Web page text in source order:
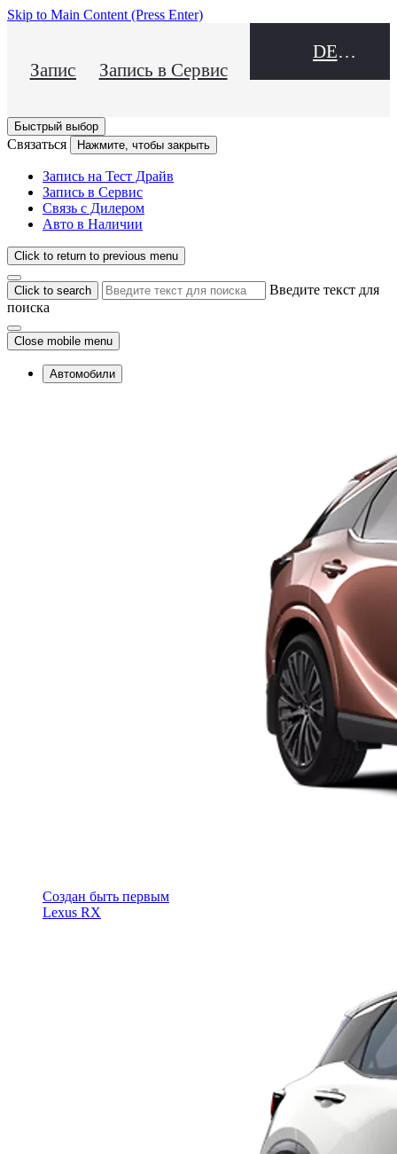
Skip to Main Content (Press Enter)
Запись на Тест Драйв
Запись в Сервис
DEALER NAME
Быстрый выбор
Связаться Нажмите, чтобы закрыть
Запись на Тест Драйв
Запись в Сервис
Связь с Дилером
Авто в Наличии
Click to return to previous menu
Click to search
Введите текст для
поиска
Close mobile menu
Автомобили
Cоздан быть первым
Lexus RX